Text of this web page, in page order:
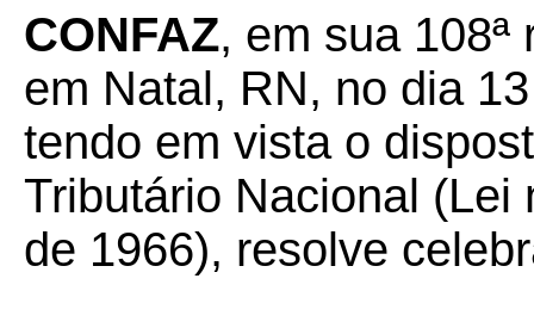
CONFAZ, em sua
em Natal, RN, no dia
tendo em vista o
Tributário Nacional (Lei
de 1966), resolve